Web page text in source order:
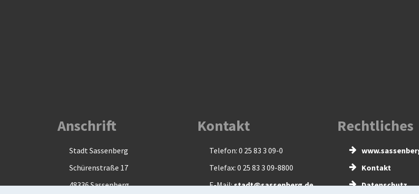
Anschrift
Stadt Sassenberg
Schürenstraße 17
48336 Sassenberg
Kontakt
Telefon: 0 25 83 3 09-0
Telefax: 0 25 83 3 09-8800
E-Mail:stadt@sassenberg.de
Rechtliches
Kontakt
Datenschutz